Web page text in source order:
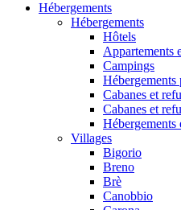
Hébergements
Hébergements
Hôtels
Appartements
Campings
Hébergements
Cabanes et
Cabanes et
Hébergements
Villages
Bigorio
Breno
Brè
Canobbio